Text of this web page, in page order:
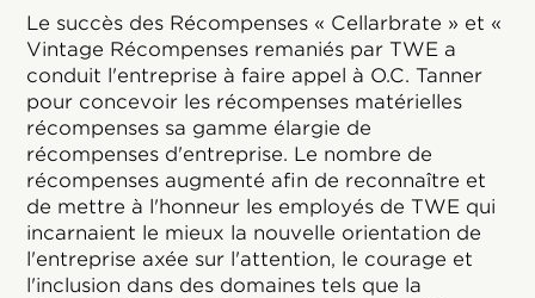
Le succès des Récompenses « Cellarbrate » et «
Vintage Récompenses remaniés par TWE a
conduit l'entreprise à faire appel à O.C. Tanner
pour concevoir les récompenses matérielles
récompenses sa gamme élargie de
récompenses d'entreprise. Le nombre de
récompenses augmenté afin de reconnaître et
de mettre à l'honneur les employés de TWE qui
incarnaient le mieux la nouvelle orientation de
l'entreprise axée sur l'attention, le courage et
l'inclusion dans des domaines tels que la